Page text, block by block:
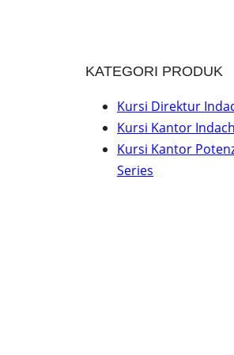
KATEGORI PRODUK
Kursi Direktur
Kursi Kantor
Kursi Kantor
Series